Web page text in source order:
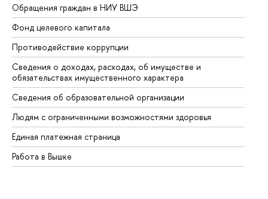
Обращения граждан в НИУ ВШЭ
Фонд целевого капитала
Противодействие коррупции
Сведения о доходах, расходах, об имуществе и
обязательствах имущественного характера
Сведения об образовательной организации
Людям с ограниченными возможностями здоровья
Единая платежная страница
Работа в Вышке